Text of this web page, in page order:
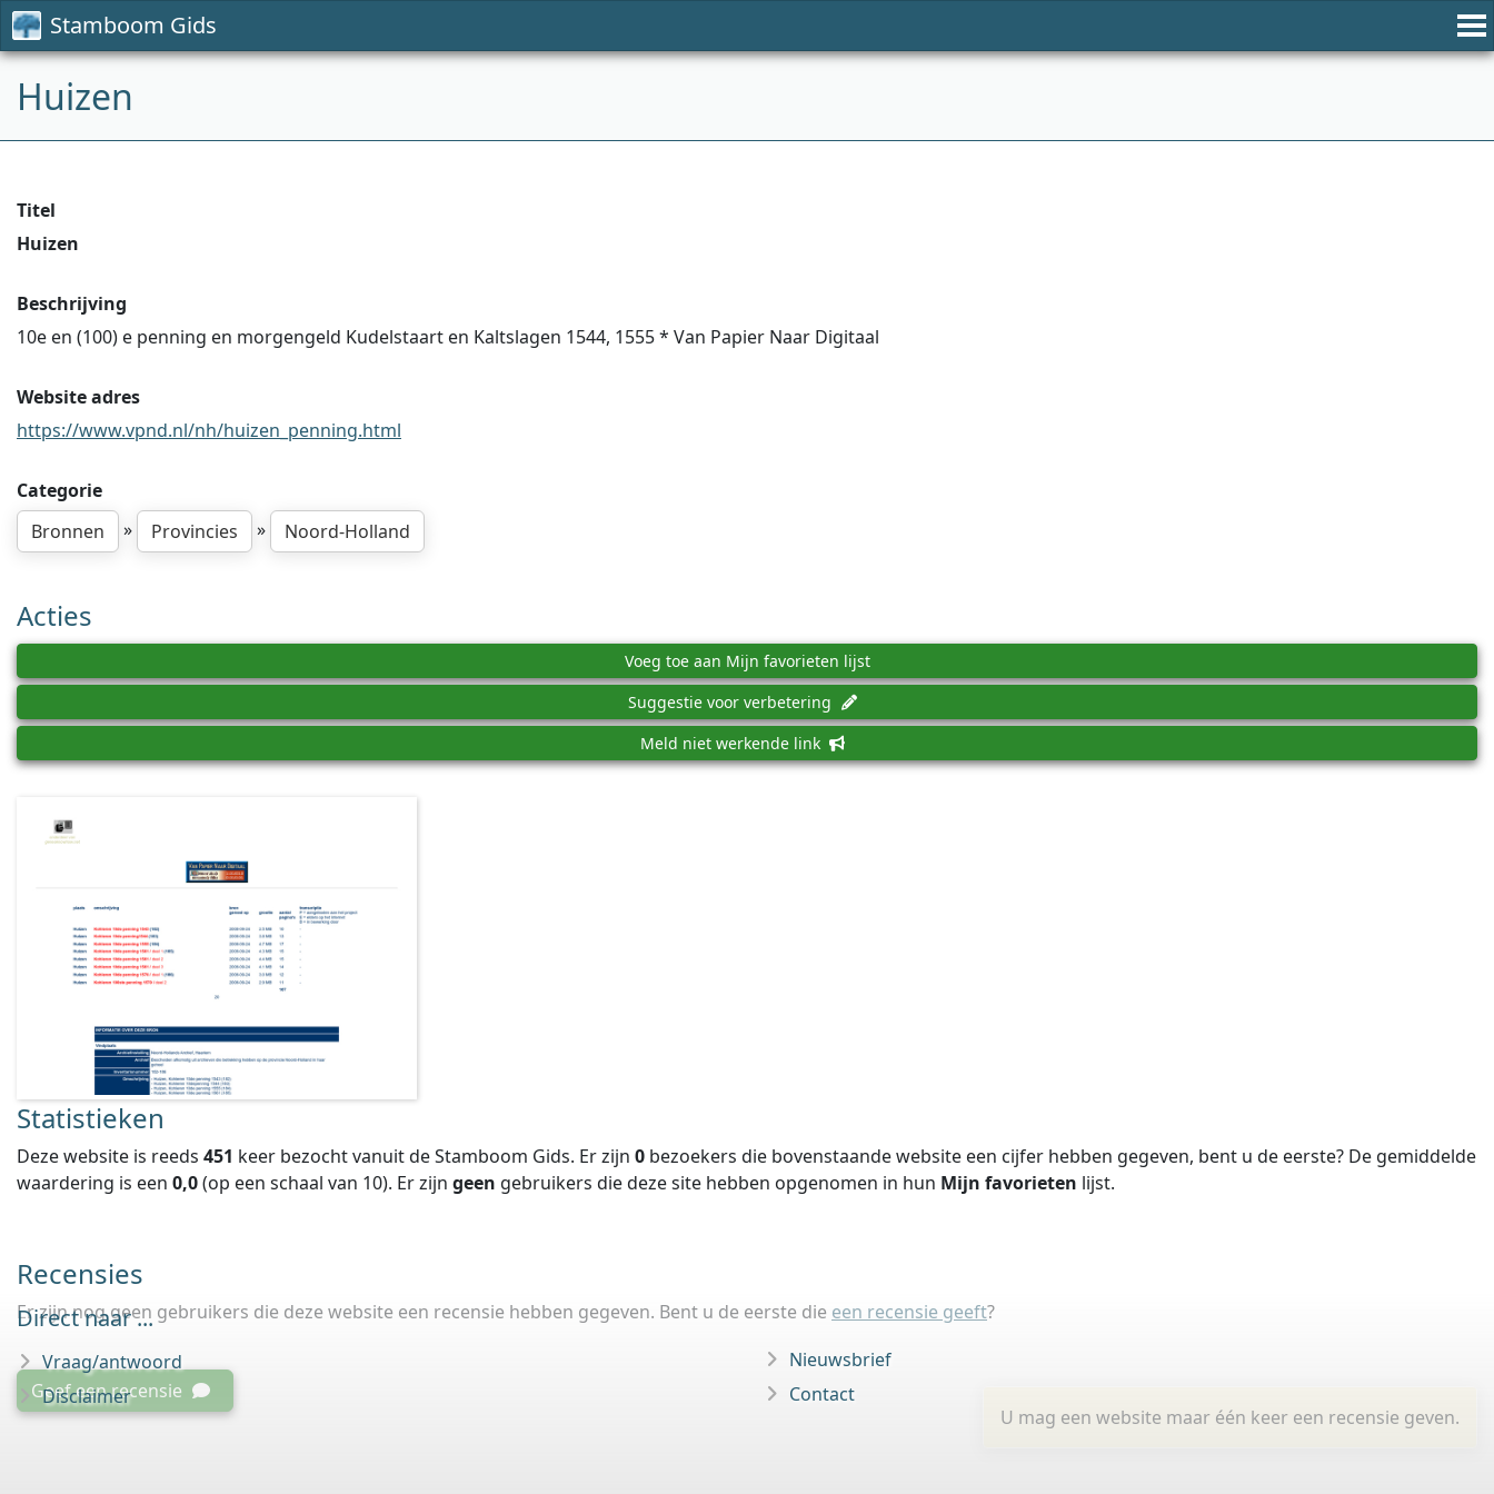
Stamboom Gids
Huizen
Titel
Huizen
Beschrijving
10e en (100) e penning en morgengeld Kudelstaart en Kaltslagen 1544, 1555 * Van Papier Naar Digitaal
Website adres
https://www.vpnd.nl/nh/huizen_penning.html
Categorie
Bronnen
» Provincies » Noord-Holland
Acties
Voeg toe aan Mijn favorieten lijst
Suggestie voor verbetering
Meld niet werkende link
Statistieken
Deze website is reeds 451 keer bezocht vanuit de Stamboom Gids. Er zijn 0 bezoekers die bovenstaande website een cijfer hebben gegeven, bent u de eerste? De gemiddelde
waardering is een 0,0(op een schaal van 10). Er zijn geen gebruikers die deze site hebben opgenomen in hun Mijn favorieten lijst.
Recensies
Er zijn nog geen gebruikers die deze website een recensie hebben gegeven. Bent u de eerste die een recensie geeft?
U mag een website maar één keer een recensie geven.
Geef een recensie
Direct naar ...
Vraag/antwoord
Disclaimer
Nieuwsbrief
Contact